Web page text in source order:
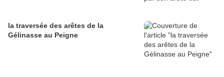
la traversée des arêtes de la
Gélinasse au Peigne